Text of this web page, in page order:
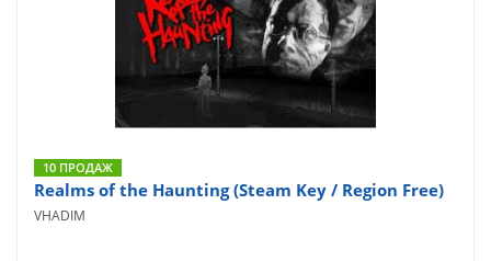
10 ПРОДАЖ
Realms of the Haunting (Steam Key / Region Free)
VHADIM